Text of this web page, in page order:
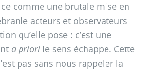
comme une brutale mise en
acteurs et observateurs
qu’elle pose : c’est une
a priorile sens échappe. Cette
pas sans nous rappeler la